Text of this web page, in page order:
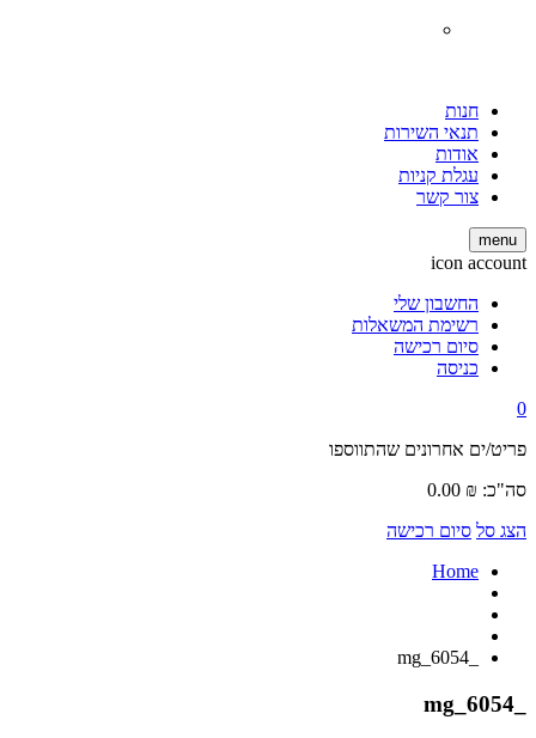
חנות
תנאי השירות
אודות
עגלת קניות
צור קשר
menu
icon account
החשבון שלי
רשימת המשאלות
סיום רכישה
כניסה
0
פריט/ים אחרונים שהתווספו
סה"כ:
0.00 ₪
הצג סל סיום רכישה
Home